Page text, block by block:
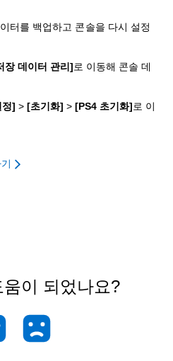
터를 백업하고 콘솔을 다시 설정
장 데이터 관리]로 이동해 콘솔 데
] > [초기화] > [PS4 초기화]로 이
이 되었나요?